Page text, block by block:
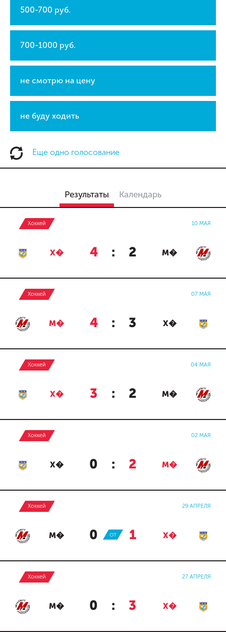
500-700 руб.
700-1000 руб.
не смотрю на цену
не буду ходить
Еще одно голосование
Результаты Календарь
Хоккей 10 МАЯ
Х� 4 : 2 М�
Хоккей 07 МАЯ
М� 4 : 3 Х�
Хоккей 04 МАЯ
Х� 3 : 2 М�
Хоккей 02 МАЯ
Х� 0 : 2 М�
Хоккей 29 АПРЕЛЯ
М� 0 : 1 Х�
ОТ
Хоккей 27 АПРЕЛЯ
М� 0 : 3 Х�